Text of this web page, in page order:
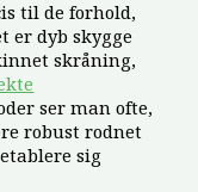
til de forhold,
er dyb skygge
skråning,
ser man ofte,
robust rodnet
sig